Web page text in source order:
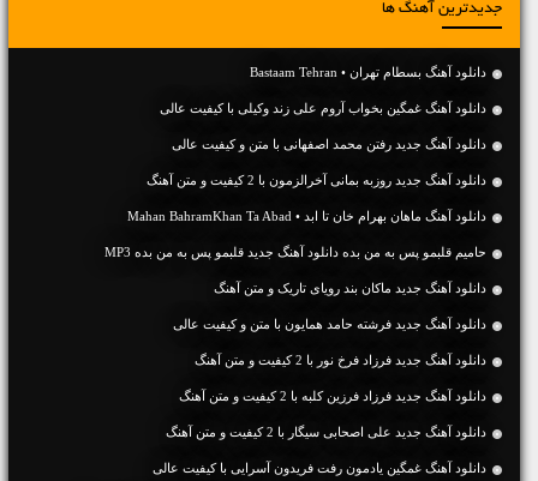
جدیدترین آهنگ ها
دانلود آهنگ بسطام تهران • Bastaam Tehran
دانلود آهنگ غمگین بخواب آروم علی زند وکیلی با کیفیت عالی
دانلود آهنگ جديد رفتن محمد اصفهانی با متن و کیفیت عالی
دانلود آهنگ جديد روزبه بمانی آخرالزمون با 2 کیفیت و متن آهنگ
دانلود آهنگ ماهان بهرام خان تا ابد • Mahan BahramKhan Ta Abad
حامیم قلبمو پس به من بده دانلود آهنگ جدید قلبمو پس به من بده MP3
دانلود آهنگ جديد ماکان بند رویای تاریک و متن آهنگ
دانلود آهنگ جديد فرشته حامد همایون با متن و کیفیت عالی
دانلود آهنگ جديد فرزاد فرخ نور با 2 کیفیت و متن آهنگ
دانلود آهنگ جديد فرزاد فرزین کلبه با 2 کیفیت و متن آهنگ
دانلود آهنگ جديد علی اصحابی سیگار با 2 کیفیت و متن آهنگ
دانلود آهنگ غمگین یادمون رفت فریدون آسرایی با کیفیت عالی